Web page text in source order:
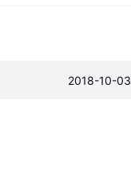
2018-10-03